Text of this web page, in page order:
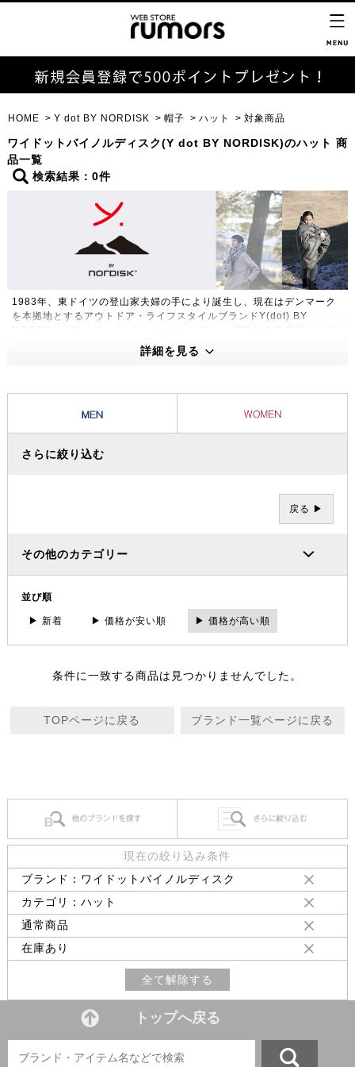
HOME Y dot BY NORDISK 帽子 ハット 対象商品
ワイドットバイノルディスク(Y dot BY NORDISK)のハット 商
品一覧
検索結果：0件
1983年、東ドイツの登山家夫婦の手により誕生し、現在はデンマーク
を本拠地とするアウトドア・ライフスタイルブランドY(dot) BY
えうる高い機能性・保温性をもつプロダクトは、アウトドアのプロフェ
ッショナルたちから信頼を集め、数々の過酷な冒険やレースを支えてき
詳細を見る
さらに絞り込む
戻る ▶
その他のカテゴリー
並び順
▶ 新着 ▶ 価格が安い順 ▶ 価格が高い順
条件に一致する商品は見つかりませんでした。
TOPページに戻る ブランド一覧ページに戻る
現在の絞り込み条件
ブランド：ワイドットバイノルディスク
カテゴリ：ハット
通常商品
在庫あり
全て解除する
トップへ戻る